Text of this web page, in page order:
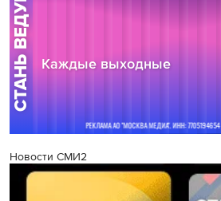
Новости СМИ2